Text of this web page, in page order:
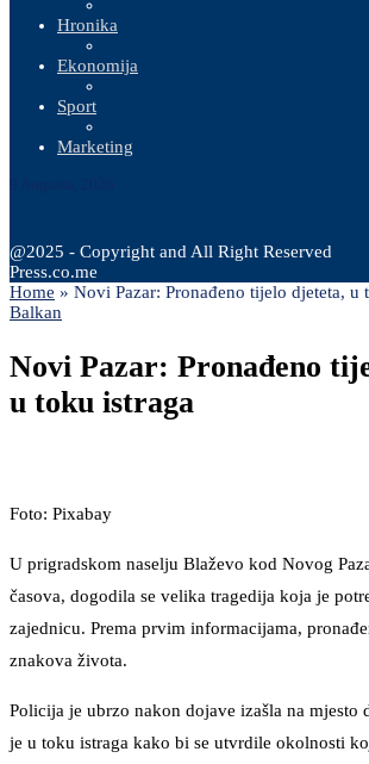
Hronika
Ekonomija
Sport
Marketing
@2025 - Copyright and All Right Reserved
Press.co.me
Home » Novi Pazar: Pronađeno tijelo djeteta, u
Balkan
Novi Pazar: Pronađeno
u toku istraga
Foto: Pixabay
U prigradskom naselju Blaževo kod Novog
časova, dogodila se velika tragedija koja je
zajednicu. Prema prvim informacijama,
znakova života.
Policija je ubrzo nakon dojave izašla na mjesto
je u toku istraga kako bi se utvrdile okolnosti